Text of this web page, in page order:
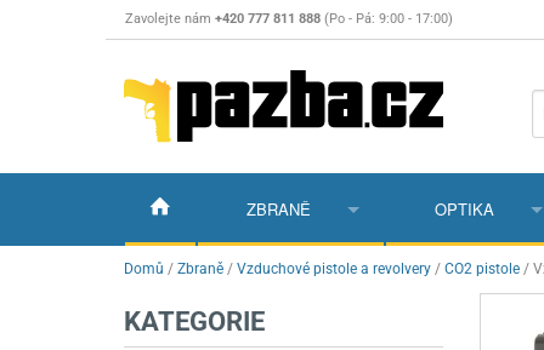
Zavolejte nám +420 777 811 888 (Po - Pá: 9:00 - 17:00)
ZBRANĚ
Vzduchovky Vzduchovky na
Vzduchové pistole a revolvery
OPTIKA
Puškohledy
Domů / Zbraně / Vzduchové pistole a revolvery / CO2 pistole /
KATEGORIE